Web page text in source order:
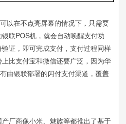
以在不点亮屏幕的情况下，只需要
联POS机，就会自动唤醒支付功
证，即可完成支付，支付过程同样
比支付宝和微信还要广泛，因为华
由银联部署的闪付支付渠道，覆盖
厂商像小米、魅族等都推出了基于